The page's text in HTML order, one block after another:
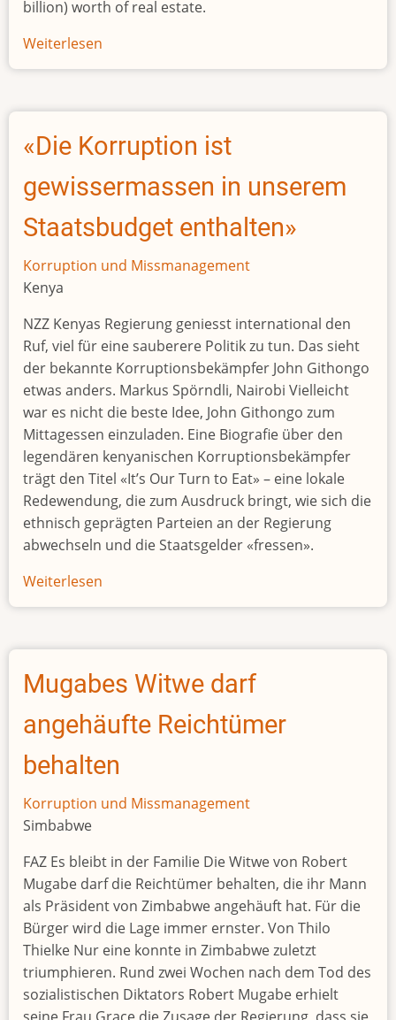
billion) worth of real estate.
Weiterlesen
Billions
Of
Jets,
And
Mansions
Have
Been
Corrupt
Wealth
«Die Korruption ist
gewissermassen in unserem
Staatsbudget enthalten»
Korruption und Missmanagement
Kenya
NZZ Kenyas Regierung geniesst international den
Ruf, viel für eine sauberere Politik zu tun. Das sieht
der bekannte Korruptionsbekämpfer John Githongo
etwas anders. Markus Spörndli, Nairobi Vielleicht
war es nicht die beste Idee, John Githongo zum
Mittagessen einzuladen. Eine Biografie über den
legendären kenyanischen Korruptionsbekämpfer
trägt den Titel «It’s Our Turn to Eat» – eine lokale
Redewendung, die zum Ausdruck bringt, wie sich die
ethnisch geprägten Parteien an der Regierung
abwechseln und die Staatsgelder «fressen».
Weiterlesen
«Die
ist
gewissermassen
in
unserem
Staatsbudget
enthalten»
Mugabes Witwe darf
angehäufte Reichtümer
behalten
Korruption und Missmanagement
Simbabwe
FAZ Es bleibt in der Familie Die Witwe von Robert
Mugabe darf die Reichtümer behalten, die ihr Mann
als Präsident von Zimbabwe angehäuft hat. Für die
Bürger wird die Lage immer ernster. Von Thilo
Thielke Nur eine konnte in Zimbabwe zuletzt
triumphieren. Rund zwei Wochen nach dem Tod des
sozialistischen Diktators Robert Mugabe erhielt